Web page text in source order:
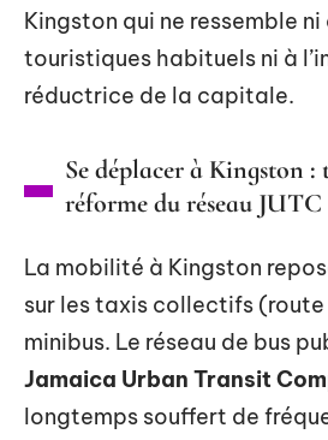
Kingston qui ne ressemble
touristiques habituels ni à
réductrice de la capitale.
Se déplacer à Kingston :
réforme du réseau JUTC
La mobilité à Kingston
sur les taxis collectifs
minibus. Le réseau de bus
Jamaica Urban Transit
longtemps souffert de